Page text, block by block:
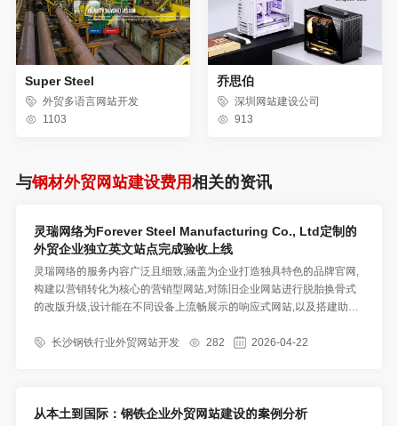
Super Steel
外贸多语言网站开发
1103
乔思伯
深圳网站建设公司
913
与钢材外贸网站建设费用相关的资讯
灵瑞网络为Forever Steel Manufacturing Co., Ltd定制的
外贸企业独立英文站点完成验收上线
灵瑞网络的服务内容广泛且细致,涵盖为企业打造独具特色的品牌官网,
构建以营销转化为核心的营销型网站,对陈旧企业网站进行脱胎换骨式
的改版升级,设计能在不同设备上流畅展示的响应式网站,以及搭建助力
长沙钢铁行业外贸网站开发
282 2026-04-22
从本土到国际：钢铁企业外贸网站建设的案例分析